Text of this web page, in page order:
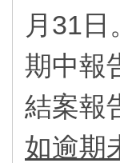
月31日
期中報
結案報
如逾期